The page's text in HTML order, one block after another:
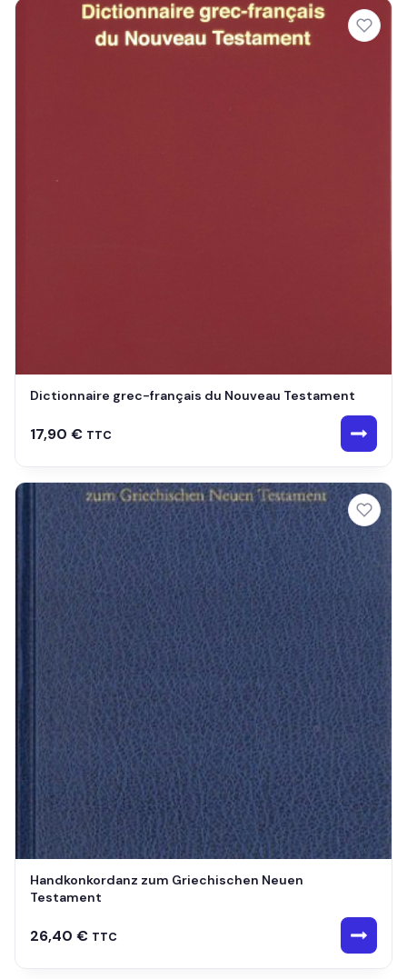
Dictionnaire grec-français du Nouveau Testament
17,90 € TTC
Handkonkordanz zum Griechischen Neuen
Testament
26,40 € TTC